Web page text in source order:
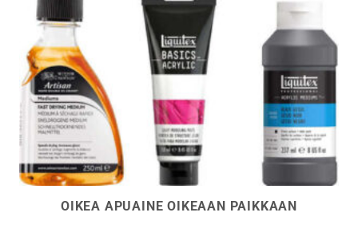
OIKEA APUAINE OIKEAAN PAIKKAAN